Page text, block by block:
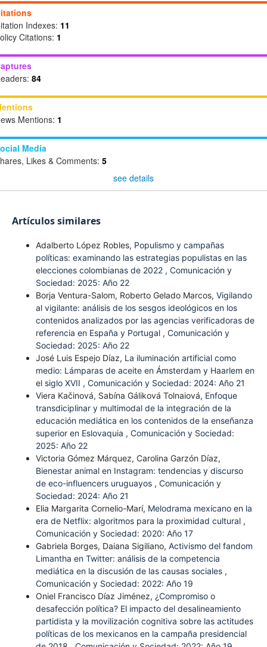
Indexes: 11
Citations: 1
84
Mentions: 1
Media
Likes & Comments: 5
see details
Artículos similares
Adalberto López Robles, Populismo y campañas
políticas: examinando las estrategias populistas en las
elecciones colombianas de 2022 , Comunicación y
Sociedad: 2025: Año 22
Borja Ventura-Salom, Roberto Gelado Marcos, Vigilando
al vigilante: análisis de los sesgos ideológicos en los
contenidos analizados por las agencias verificadoras de
referencia en España y Portugal , Comunicación y
Sociedad: 2025: Año 22
José Luis Espejo Díaz, La iluminación artificial como
medio: Lámparas de aceite en Ámsterdam y Haarlem en
el siglo XVII , Comunicación y Sociedad: 2024: Año 21
Viera Kačinová, Sabína Gáliková Tolnaiová, Enfoque
transdiciplinar y multimodal de la integración de la
educación mediática en los contenidos de la enseñanza
superior en Eslovaquia , Comunicación y Sociedad:
2025: Año 22
Victoria Gómez Márquez, Carolina Garzón Díaz,
Bienestar animal en Instagram: tendencias y discurso
de eco-influencers uruguayos , Comunicación y
Sociedad: 2024: Año 21
Elia Margarita Cornelio-Marí, Melodrama mexicano en la
era de Netflix: algoritmos para la proximidad cultural ,
Comunicación y Sociedad: 2020: Año 17
Gabriela Borges, Daiana Sigiliano, Activismo del fandom
Limantha en Twitter: análisis de la competencia
mediática en la discusión de las causas sociales ,
Comunicación y Sociedad: 2022: Año 19
Oniel Francisco Díaz Jiménez, ¿Compromiso o
desafección política? El impacto del desalineamiento
partidista y la movilización cognitiva sobre las actitudes
políticas de los mexicanos en la campaña presidencial